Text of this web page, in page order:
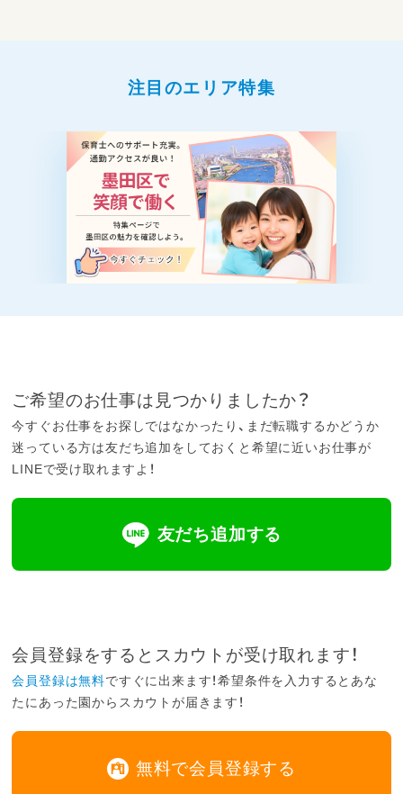
注目のエリア特集
ご希望のお仕事は見つかりましたか？
今すぐお仕事をお探しではなかったり、まだ転職するかどうか
迷っている方は友だち追加をしておくと希望に近いお仕事が
LINEで受け取れますよ！
友だち追加する
会員登録をするとスカウトが受け取れます！
会員登録は無料ですぐに出来ます！希望条件を入力するとあな
たにあった園からスカウトが届きます！
無料で会員登録する